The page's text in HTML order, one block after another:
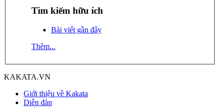
Tìm kiếm hữu ích
Bài viết gần đây
Thêm...
KAKATA.VN
Giới thiệu về Kakata
Diễn đàn